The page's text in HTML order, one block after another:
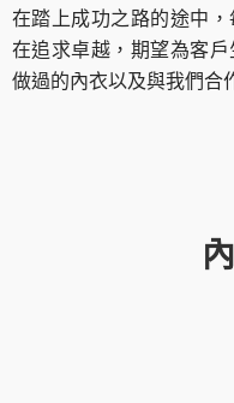
在踏上成功之路的途中
在追求卓越，期望為客
做過的內衣以及與我們合